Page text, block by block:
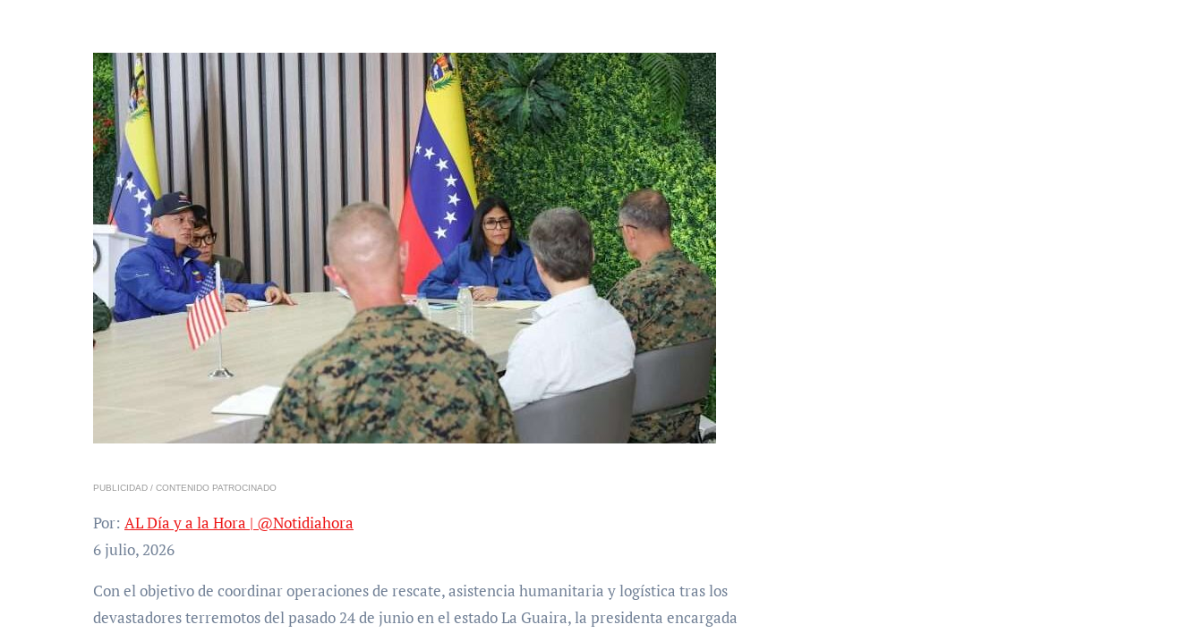
PUBLICIDAD / CONTENIDO PATROCINADO
Por: AL Día y a la Hora | @Notidiahora
6 julio, 2026
Con el objetivo de coordinar operaciones de rescate, asistencia humanitaria y logística tras los
devastadores terremotos del pasado 24 de junio en el estado La Guaira, la presidenta encargada